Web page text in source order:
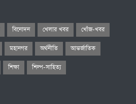
বিনোদন খেলার খবর খোঁজ-খবর
মহানগর অর্থনীতি আন্তর্জাতিক
শিক্ষা শিল্প-সাহিত্য